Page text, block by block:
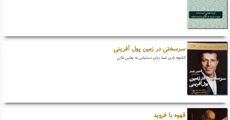
سرسختی در زمین پول آفرینی
کتابچه بازی شما برای دستیابی به رهایی مالی
قهوه با فروید